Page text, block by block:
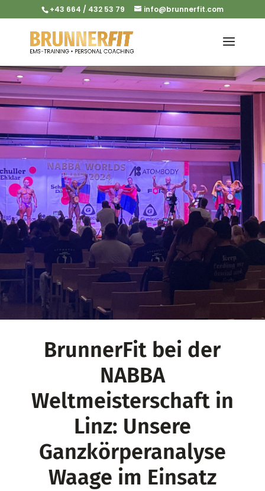
+43 664 / 432 53 79 info@brunnerfit.com
BrunnerFit bei der
NABBA
Weltmeisterschaft in
Linz: Unsere
Ganzkörperanalyse
Waage im Einsatz